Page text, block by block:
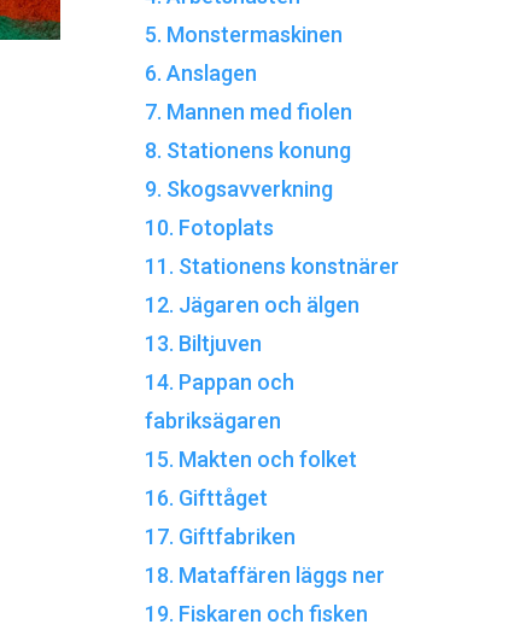
5. Monstermaskinen
6. Anslagen
7. Mannen med fiolen
8. Stationens konung
9. Skogsavverkning
10. Fotoplats
11. Stationens konstnärer
12. Jägaren och älgen
13. Biltjuven
14. Pappan och
fabriksägaren
15. Makten och folket
16. Gifttåget
17. Giftfabriken
18. Mataffären läggs ner
19. Fiskaren och fisken